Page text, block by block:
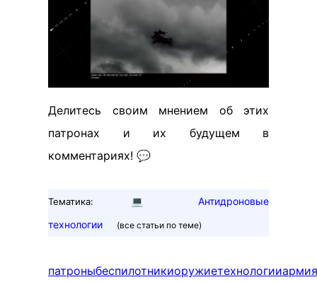
Делитесь своим мнением об этих
патронах и их будущем в
комментариях! 💬
Тематика: 💻
Антидроновые
технологии
(все статьи по теме)
патроныбеспилотникиоружиетехнологииармия